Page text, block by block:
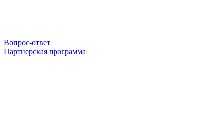
Вопрос-ответ
Партнерская программа